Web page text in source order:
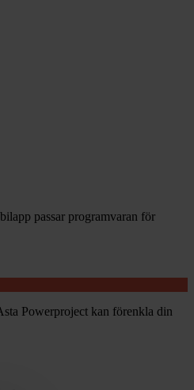
passar programvaran för
Powerproject kan förenkla din